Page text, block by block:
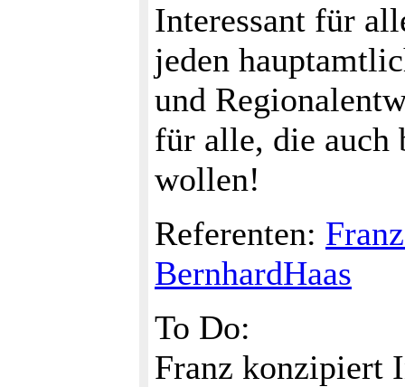
Interessant für
jeden
und
für alle, die auch
wollen!
Referenten:
BernhardHaas
To Do:
Franz konzipiert